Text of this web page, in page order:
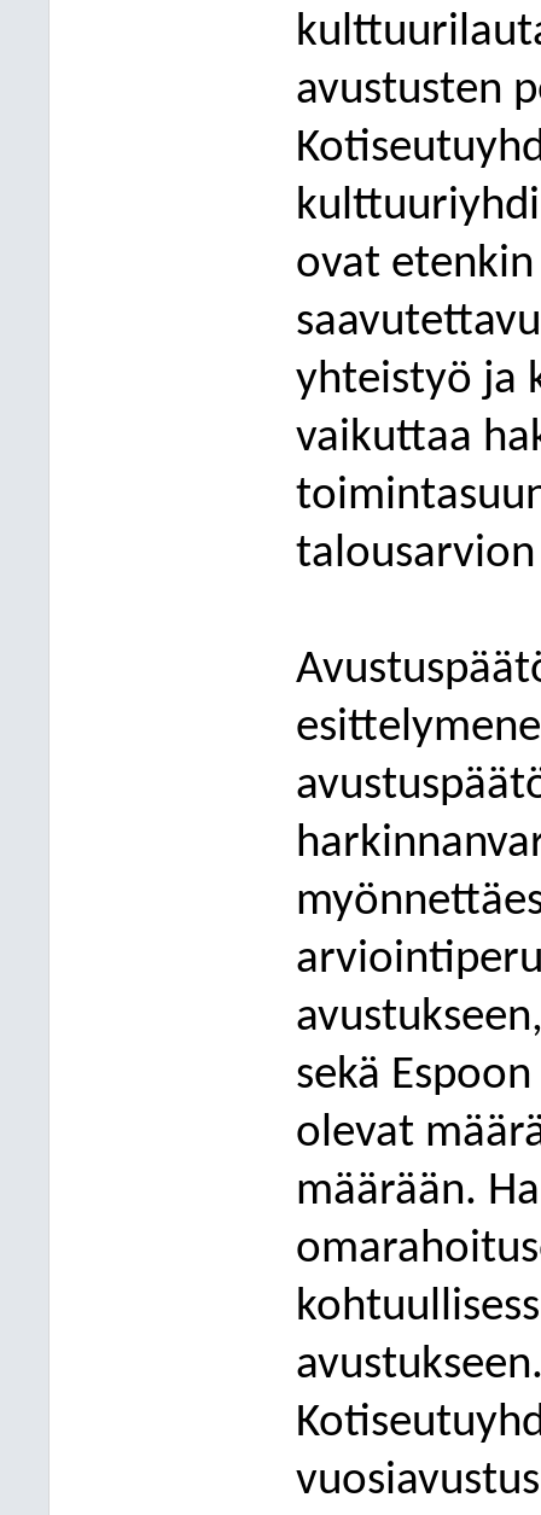
avustusten
ovat etenkin
yhteistyö ja
vaikuttaa
sekä
olevat
määrään.